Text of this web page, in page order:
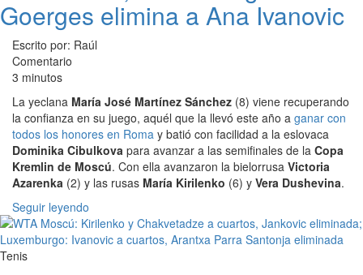
Goerges elimina a Ana Ivanovic
Escrito por: Raúl
Comentario
3 minutos
La yeclana María José Martínez Sánchez (8) viene recuperando
la confianza en su juego, aquél que la llevó este año a ganar con
todos los honores en Roma y batió con facilidad a la eslovaca
Dominika Cibulkova para avanzar a las semifinales de la Copa
Kremlin de Moscú. Con ella avanzaron la bielorrusa Victoria
Azarenka (2) y las rusas María Kirilenko (6) y Vera Dushevina.
Seguir leyendo
Tenis